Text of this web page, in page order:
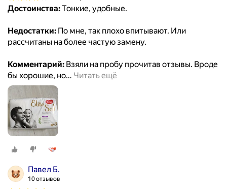
Достоинства:Тонкие, удобные.
Недостатки: По мне, так плохо впитывают. Или
рассчитаны на более частую замену.
Комментарий: Взяли на пробу прочитав отзывы. Вроде
бы хорошие, но… Читать ещё
Павел Б.
10 отзывов